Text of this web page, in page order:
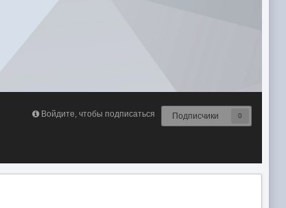
Войдите, чтобы подписаться Подписчики 0